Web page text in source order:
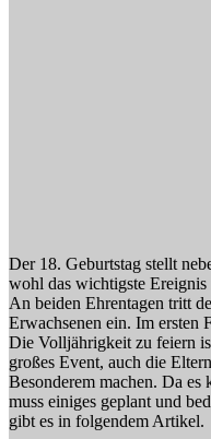
Der 18. Geburtstag stellt
wohl das wichtigste Ereignis
An beiden Ehrentagen tritt
Erwachsenen ein. Im ersten
Die Volljährigkeit zu feiern
großes Event, auch die
Besonderem machen. Da es
muss einiges geplant und
gibt es in folgendem Artikel.